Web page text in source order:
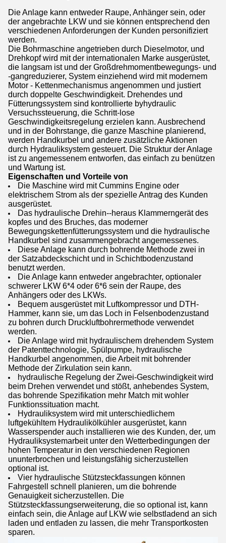
Die Anlage kann entweder Raupe, Anhänger sein, oder
der angebrachte LKW und sie können entsprechend den
verschiedenen Anforderungen der Kunden personifiziert
werden.
Die Bohrmaschine angetrieben durch Dieselmotor, und
Drehkopf wird mit der internationalen Marke ausgerüstet,
die langsam ist und der Großdrehmomentbewegungs- und
-gangreduzierer, System einziehend wird mit modernem
Motor - Kettenmechanismus angenommen und justiert
durch doppelte Geschwindigkeit. Drehendes und
Fütterungssystem sind kontrollierte byhydraulic
Versuchssteuerung, die Schritt-lose
Geschwindigkeitsregelung erzielen kann. Ausbrechend
und in der Bohrstange, die ganze Maschine planierend,
werden Handkurbel und andere zusätzliche Aktionen
durch Hydrauliksystem gesteuert. Die Struktur der Anlage
ist zu angemessenem entworfen, das einfach zu benützen
und Wartung ist.
Eigenschaften und Vorteile von
Die Maschine wird mit Cummins Engine oder
elektrischem Strom als der spezielle Antrag des Kunden
ausgerüstet.
Das hydraulische Drehin--heraus Klammerngerät des
kopfes und des Bruches, das moderner
Bewegungskettenfütterungssystem und die hydraulische
Handkurbel sind zusammengebracht angemessenes.
Diese Anlage kann durch bohrende Methode zwei in
der Satzabdeckschicht und in Schichtbodenzustand
benutzt werden.
Die Anlage kann entweder angebrachter, optionaler
schwerer LKW 6*4 oder 6*6 sein der Raupe, des
Anhängers oder des LKWs.
Bequem ausgerüstet mit Luftkompressor und DTH-
Hammer, kann sie, um das Loch in Felsenbodenzustand
zu bohren durch Druckluftbohrermethode verwendet
werden.
Die Anlage wird mit hydraulischem drehendem System
der Patenttechnologie, Spülpumpe, hydraulische
Handkurbel angenommen, die Arbeit mit bohrender
Methode der Zirkulation sein kann.
hydraulische Regelung der Zwei-Geschwindigkeit wird
beim Drehen verwendet und stößt, anhebendes System,
das bohrende Spezifikation mehr Match mit wohler
Funktionssituation macht.
Hydrauliksystem wird mit unterschiedlichem
luftgekühltem Hydraulikölkühler ausgerüstet, kann
Wasserspender auch installieren wie des Kunden, der, um
Hydrauliksystemarbeit unter den Wetterbedingungen der
hohen Temperatur in den verschiedenen Regionen
ununterbrochen und leistungsfähig sicherzustellen
optional ist.
Vier hydraulische Stützsteckfassungen können
Fahrgestell schnell planieren, um die bohrende
Genauigkeit sicherzustellen. Die
Stützsteckfassungserweiterung, die so optional ist, kann
einfach sein, die Anlage auf LKW wie selbstladend an sich
laden und entladen zu lassen, die mehr Transportkosten
sparen.